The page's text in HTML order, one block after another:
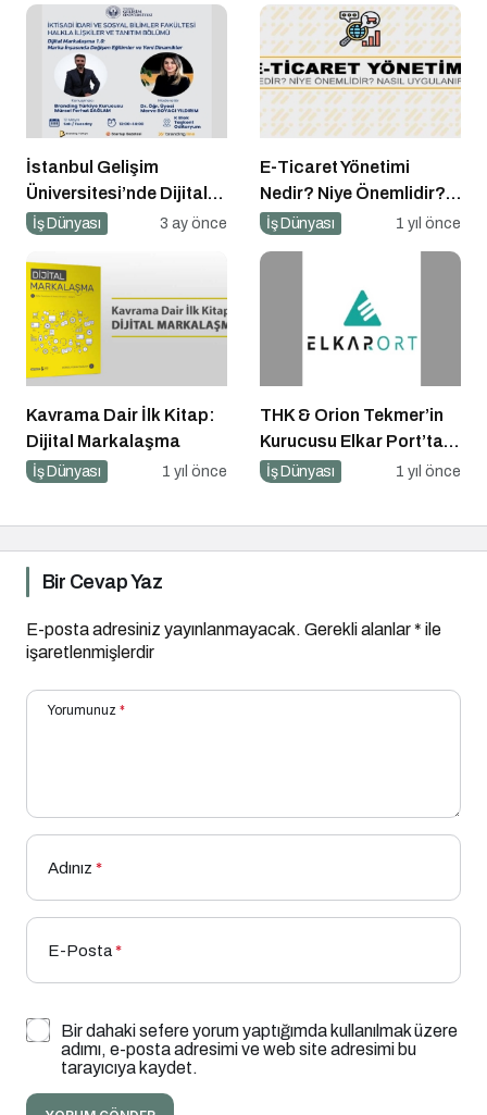
İstanbul Gelişim
Üniversitesi’nde Dijital
Markalaşma 1.0 Etkinliği
İş Dünyası 3 ay önce
E-Ticaret Yönetimi
Nedir? Niye Önemlidir?
E-Ticaret Yönetimi Nasıl
İş Dünyası 1 yıl önce
Kavrama Dair İlk Kitap:
Dijital Markalaşma
İş Dünyası 1 yıl önce
THK & Orion Tekmer’in
Kurucusu Elkar Port’tan
Savunma Sanayii
İş Dünyası 1 yıl önce
Bir Cevap Yaz
E-posta adresiniz yayınlanmayacak. Gerekli alanlar* ile
işaretlenmişlerdir
Yorumunuz *
Adınız *
E-Posta*
Bir dahaki sefere yorum yaptığımda kullanılmak üzere
adımı, e-posta adresimi ve web site adresimi bu
tarayıcıya kaydet.